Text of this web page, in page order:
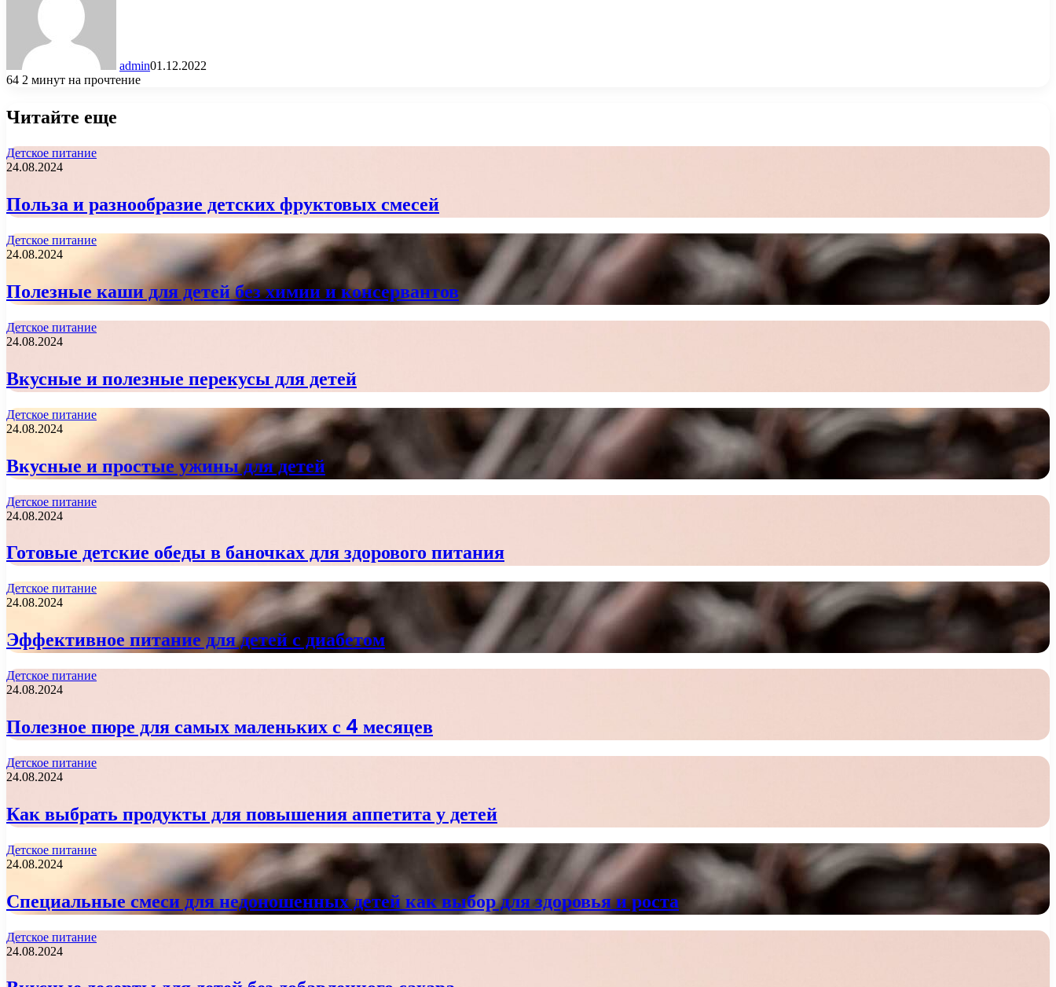
admin01.12.2022
64 2 минут на прочтение
Читайте еще
Детское питание
24.08.2024
Польза и разнообразие детских фруктовых смесей
Детское питание
24.08.2024
Полезные каши для детей без химии и консервантов
Детское питание
24.08.2024
Вкусные и полезные перекусы для детей
Детское питание
24.08.2024
Вкусные и простые ужины для детей
Детское питание
24.08.2024
Готовые детские обеды в баночках для здорового питания
Детское питание
24.08.2024
Эффективное питание для детей с диабетом
Детское питание
24.08.2024
Полезное пюре для самых маленьких с 4 месяцев
Детское питание
24.08.2024
Как выбрать продукты для повышения аппетита у детей
Детское питание
24.08.2024
Специальные смеси для недоношенных детей как выбор для здоровья и роста
Детское питание
24.08.2024